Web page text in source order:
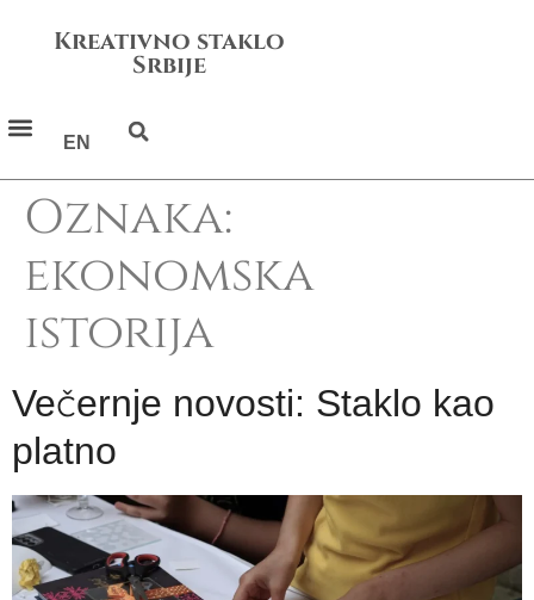
Kreativno staklo
Srbije
EN
Oznaka:
ekonomska
istorija
Večernje novosti: Staklo kao
platno